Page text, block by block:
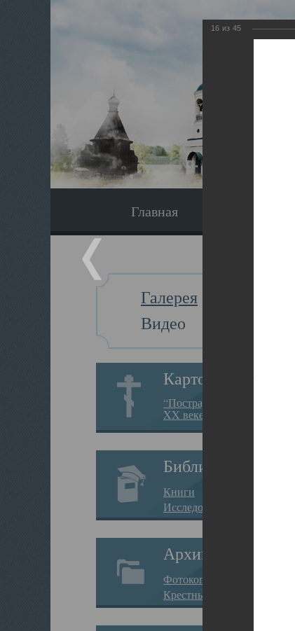
Главная
Галерея
Видео
Картотека
“Пострадавшие за веру в
XX веке на Севере”
Библиотека
Книги
Исследования
Архив
Фотокопии дел
Крестные ходы
16 из 45